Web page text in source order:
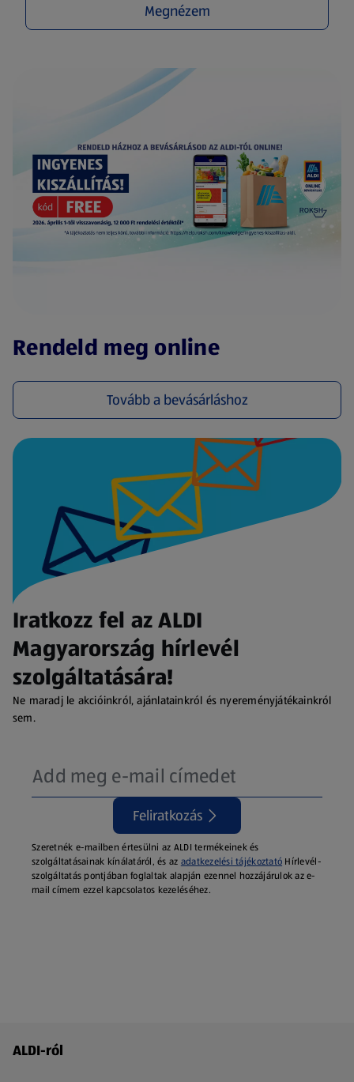
Megnézem
Rendeld meg online
Tovább a bevásárláshoz
(új oldalon nyílik meg)
Iratkozz fel az ALDI
Magyarország hírlevél
szolgáltatására!
Ne maradj le akcióinkról, ajánlatainkról és nyereményjátékainkról
sem.
Feliratkozás
Szeretnék e-mailben értesülni az ALDI termékeinek és
szolgáltatásainak kínálatáról, és az adatkezelési tájékoztató Hírlevél-
szolgáltatás pontjában foglaltak alapján ezennel hozzájárulok az e-
mail címem ezzel kapcsolatos kezeléséhez.
Láblécmenü - további linkek
ALDI-ról